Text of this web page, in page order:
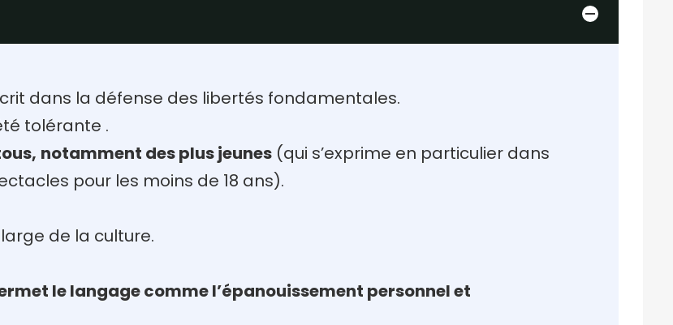
dans la défense des libertés fondamentales.
tolérante .
notamment des plus jeunes(qui s’exprime en particulier dans
pour les moins de 18 ans).
de la culture.
le langage comme l’épanouissement personnel et